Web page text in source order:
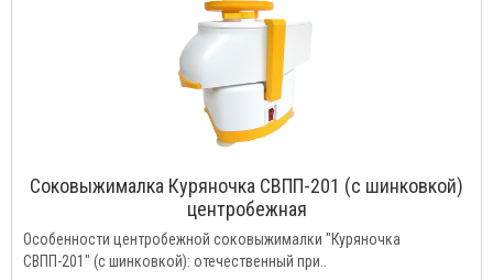
Соковыжималка Куряночка СВПП-201 (c шинковкой)
центробежная
Особенности центробежной соковыжималки "Куряночка
СВПП-201" (с шинковкой): отечественный при..